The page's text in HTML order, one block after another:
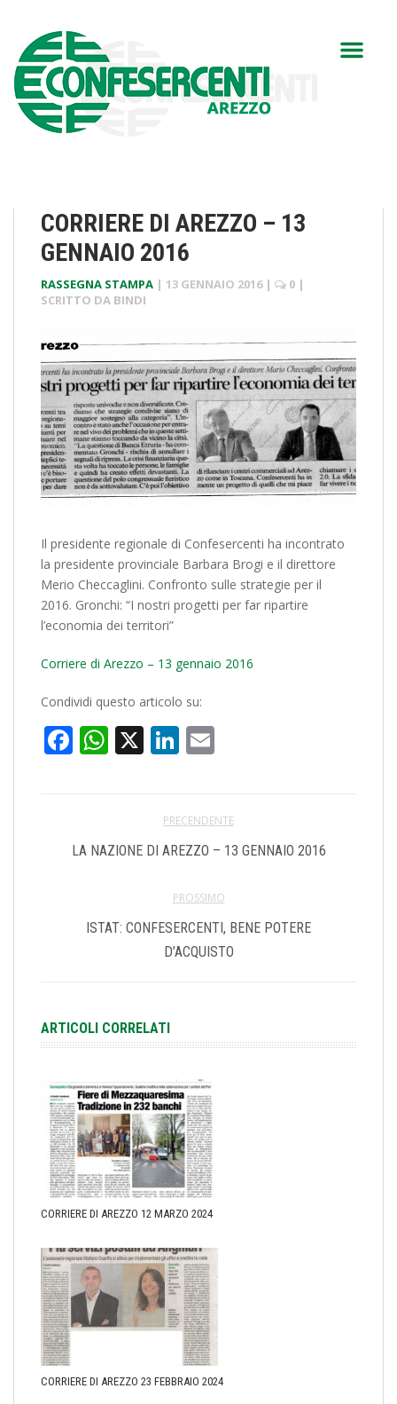
CORRIERE DI AREZZO – 13
GENNAIO 2016
RASSEGNA STAMPA | 13 GENNAIO 2016 | 0 |
SCRITTO DA BINDI
Il presidente regionale di Confesercenti ha incontrato
la presidente provinciale Barbara Brogi e il direttore
Merio Checcaglini. Confronto sulle strategie per il
2016. Gronchi: “I nostri progetti per far ripartire
l’economia dei territori”
Corriere di Arezzo – 13 gennaio 2016
Condividi questo articolo su:
Facebook
WhatsApp
X LinkedIn
PRECENDENTE
LA NAZIONE DI AREZZO – 13 GENNAIO 2016
PROSSIMO
ISTAT: CONFESERCENTI, BENE POTERE
D’ACQUISTO
ARTICOLI CORRELATI
CORRIERE DI AREZZO 12 MARZO 2024
CORRIERE DI AREZZO 23 FEBBRAIO 2024